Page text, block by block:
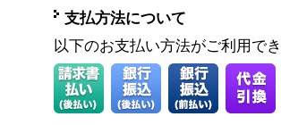
支払方法について
以下のお支払い方法がご利用で